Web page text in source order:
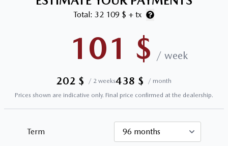
Total: 32 109 $ + tx
101 $ / week
202 $ / 2 weeks438 $ / month
Prices shown are indicative only. Final price confirmed at the dealership.
Term